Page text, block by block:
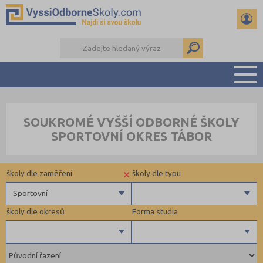
PŘÍPRAVA NA PŘIJÍMAČKY
KALENDÁŘ AKCÍ
DALŠÍ DRUHY ŠKOL
SOUKROMÉ VYŠŠÍ ODBORNÉ ŠKOLY
SPORTOVNÍ OKRES TÁBOR
Forma studia
školy dle okresů
Plzeň-město (1)
školy dle typu
×
Sportovní
školy dle zaměření
Zdravotnické
Pedagogické